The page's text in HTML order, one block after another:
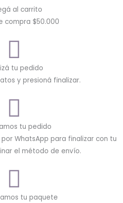
al carrito
compra $50.000
tu pedido
y presioná finalizar.
tu pedido
WhatsApp para finalizar con tu
el método de envío.
tu paquete